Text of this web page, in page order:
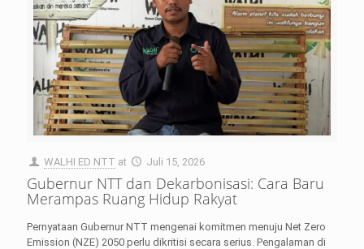
WALHI ED NTT at Juli 15, 2026
Gubernur NTT dan Dekarbonisasi: Cara Baru
Merampas Ruang Hidup Rakyat
Pernyataan Gubernur NTT mengenai komitmen menuju Net Zero
Emission (NZE) 2050 perlu dikritisi secara serius. Pengalaman di